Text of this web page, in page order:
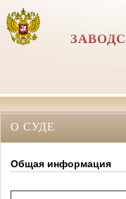
О СУДЕ
Общая информация